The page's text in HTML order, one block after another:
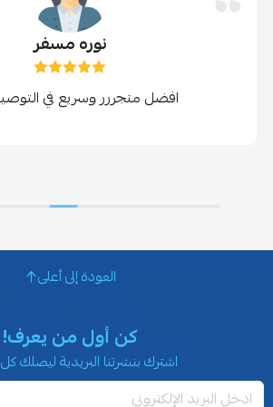
نوره مسفر
افضل متجررر وسريع في
العودة إلى أعلى
كن أول من يعرف!
اشترك بنشرتنا البريدية ليصلك